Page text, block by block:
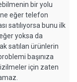
bir yolu
eğer telefon
satılıyorsa bunu ilk
yoksa da
satılan ürünlerin
başınıza
için zaten